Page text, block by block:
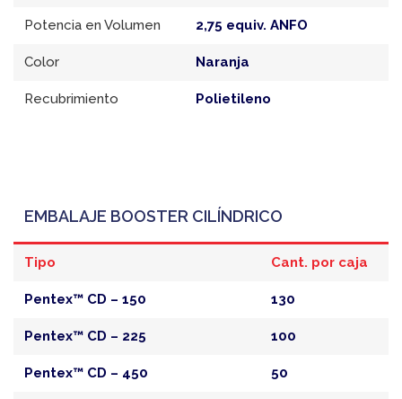
Potencia en Volumen 2,75 equiv. ANFO
Color Naranja
Recubrimiento Polietileno
EMBALAJE BOOSTER CILÍNDRICO
Tipo Cant. por caja
Pentex™ CD – 150 130
Pentex™ CD – 225 100
Pentex™ CD – 450 50